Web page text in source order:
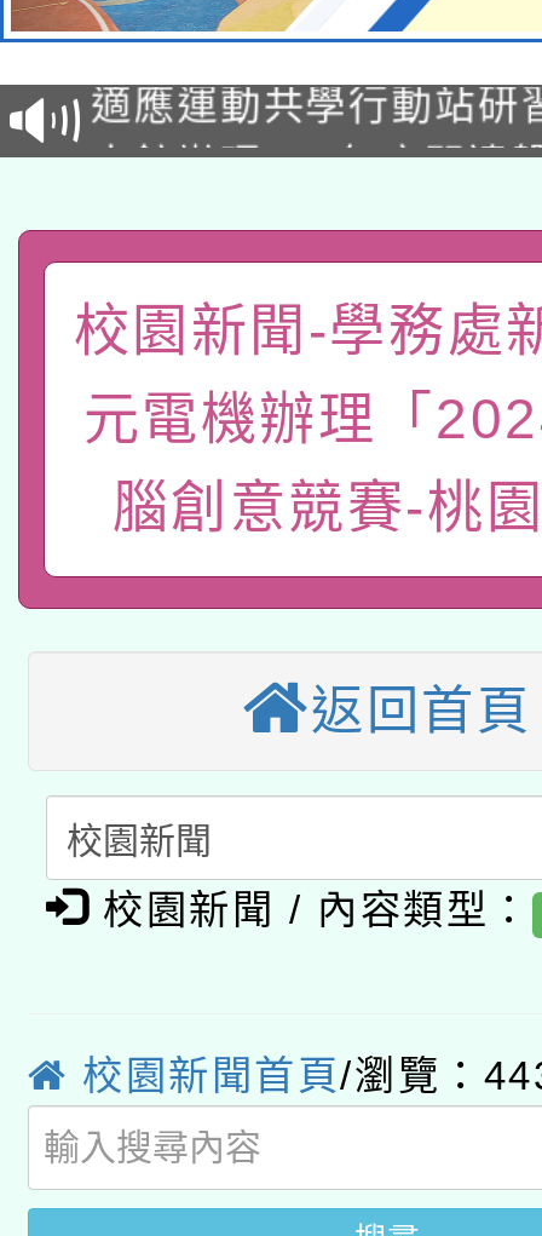
本校115學年度第2次
招甄選結果公告(無人
招)
適應運動共學行動站研
本館辦理115年度閱讀
礎課程
A3數位素養講師名單
「數位內容與教學軟體
pilot」
有關大陸委員會函釋公
薪期間赴陸應申請許可
轉知經濟部水利署委託
業技術研究院辦理「
用水績優單位及節水達
動」
115年8月22日(星期六
桃園市孔廟祈福系列
開 智慧啟航」
2026年桃園地景藝術
招甄選結果公告(無人
招)
適應運動共學行動站研
暨閱讀推動專業研習
科技賦能─人工智慧
礎課程
A3數位素養講師名單
「數位內容與教學軟
薪期間赴陸應申請許可
轉知經濟部水利署委託
業技術研究院辦理「
用水績優單位及節水達
115年8月22日(星期六
桃園市孔廟祈福系列
2026年桃園地景藝術
校園新聞-學務處
元電機辦理「
腦創意競賽-桃
返回首頁
校園新聞 / 內容類型：
校園新聞首頁/瀏覽：